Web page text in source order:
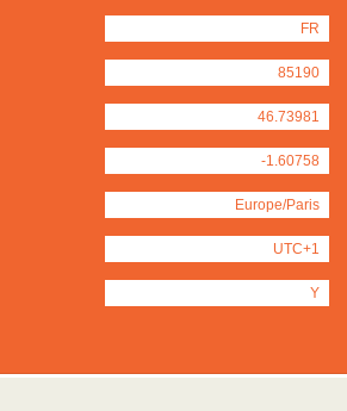
FR
85190
46.73981
-1.60758
Europe/Paris
UTC+1
Y